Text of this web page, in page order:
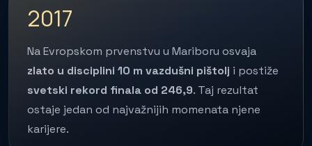
2017
Na Evropskom prvenstvu u Mariboru osvaja
zlato u disciplini 10 m vazdušni pištolj i postiže
svetski rekord finala od 246,9. Taj rezultat
ostaje jedan od najvažnijih momenata njene
karijere.